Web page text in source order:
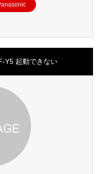
Y5 起動できない